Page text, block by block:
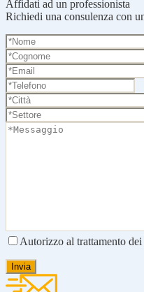
Affidati ad un professionista
Richiedi una consulenza con
Autorizzo al trattamento